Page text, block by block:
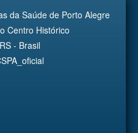
da Saúde de Porto Alegre
Centro Histórico
- Brasil